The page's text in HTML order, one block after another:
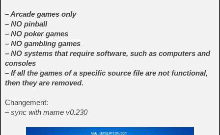
– Arcade games only
– NO pinball
– NO poker games
– NO gambling games
– NO systems that require software, such as computers and
consoles
– If all the games of a specific source file are not functional,
then they are removed.
Changement:
– sync with mame v0.230